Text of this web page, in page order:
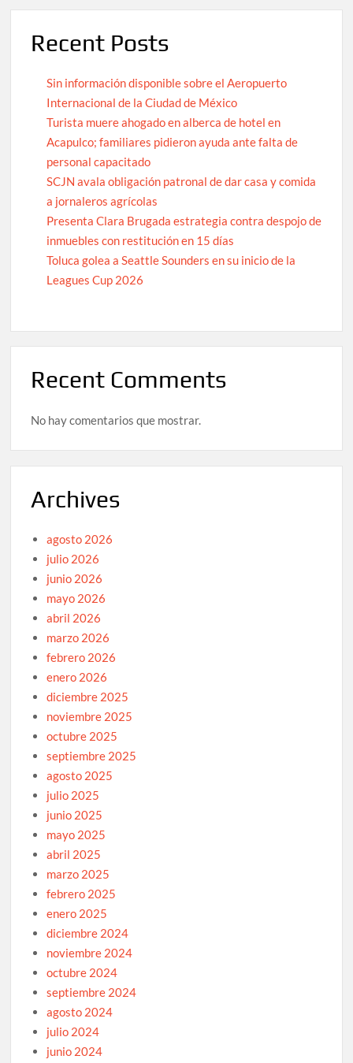
Recent Posts
Sin información disponible sobre el Aeropuerto
Internacional de la Ciudad de México
Turista muere ahogado en alberca de hotel en
Acapulco; familiares pidieron ayuda ante falta de
personal capacitado
SCJN avala obligación patronal de dar casa y comida
a jornaleros agrícolas
Presenta Clara Brugada estrategia contra despojo de
inmuebles con restitución en 15 días
Toluca golea a Seattle Sounders en su inicio de la
Leagues Cup 2026
Recent Comments
No hay comentarios que mostrar.
Archives
agosto 2026
julio 2026
junio 2026
mayo 2026
abril 2026
marzo 2026
febrero 2026
enero 2026
diciembre 2025
noviembre 2025
octubre 2025
septiembre 2025
agosto 2025
julio 2025
junio 2025
mayo 2025
abril 2025
marzo 2025
febrero 2025
enero 2025
diciembre 2024
noviembre 2024
octubre 2024
septiembre 2024
agosto 2024
julio 2024
junio 2024